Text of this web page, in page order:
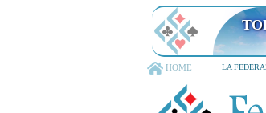
HOME LA